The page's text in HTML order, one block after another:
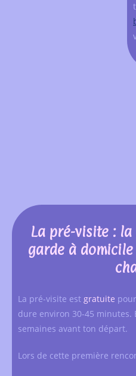
La pré-visite :
garde à
La pré-visite est gratuite
dure environ 30-45 minutes.
semaines avant ton départ.
Lors de cette première